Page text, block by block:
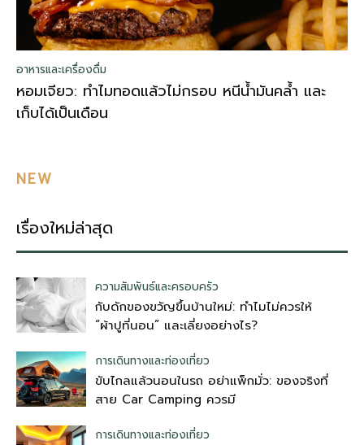
อาหารและเครื่องดื่ม
หอมเจียว: ทำไมทอดแล้วไม่กรอบ หนีน้ำมันคล้ำ และ
เก็บได้เป็นเดือน
NEW
เรื่องใหม่ล่าสุด
ความสัมพันธ์และครอบครัว
กับดักของขวัญขึ้นบ้านใหม่: ทำไมไม่ควรให้
“ผ้าปูที่นอน” และเลี่ยงอย่างไร?
การเดินทางและท่องเที่ยว
ขับไกลแล้วนอนในรถ อย่าแพ็กมั่ว: ของจริงที่
สาย Car Camping ควรมี
การเดินทางและท่องเที่ยว